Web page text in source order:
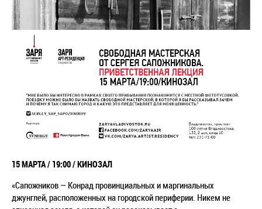
15 МАРТА / 19:00 / КИНОЗАЛ
«Сапожников — Конрад провинциальных и маргинальных
джунглей, расположенных на городской периферии. Никем не